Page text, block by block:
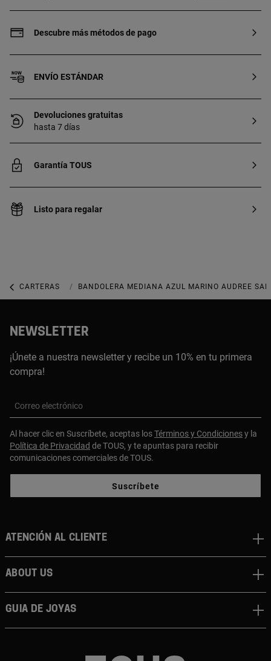
ajustable y desmontable y asa de
(alto x ancho x fondo): 17 x 25 x 12 cm.
Descubre más métodos de pago
ENVÍO ESTÁNDAR
Devoluciones gratuitas
hasta 7 días
Garantía TOUS
Listo para regalar
CARTERAS CARTERAS MEDIANAS
BANDOLERA MEDIANA AZUL MARINO AUDREE
NEWSLETTER
¡Únete a nuestra newsletter y recibe un 10% en tu primera
compra!
Correo electrónico
Al hacer clic en Suscríbete, aceptas losTérminos y Condicionesy la
Política de Privacidad de TOUS, y te apuntas para recibir
comunicaciones comerciales de TOUS.
Suscríbete
Atención al cliente
About us
Guia de joyas